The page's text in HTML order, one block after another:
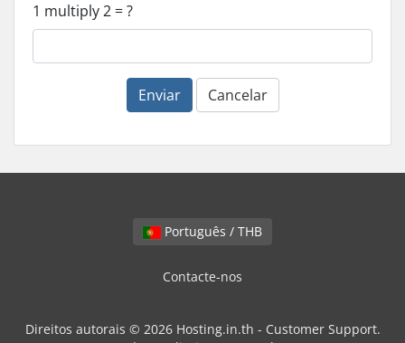
1 multiply 2 = ?
Enviar Cancelar
Português / THB
Contacte-nos
Direitos autorais © 2026 Hosting.in.th - Customer Support.